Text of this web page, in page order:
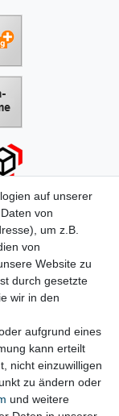
auf unserer
von
um z.B.
von
Website zu
durch gesetzte
wir in den
aufgrund eines
kann erteilt
nicht einzuwilligen
zu ändern oder
und weitere